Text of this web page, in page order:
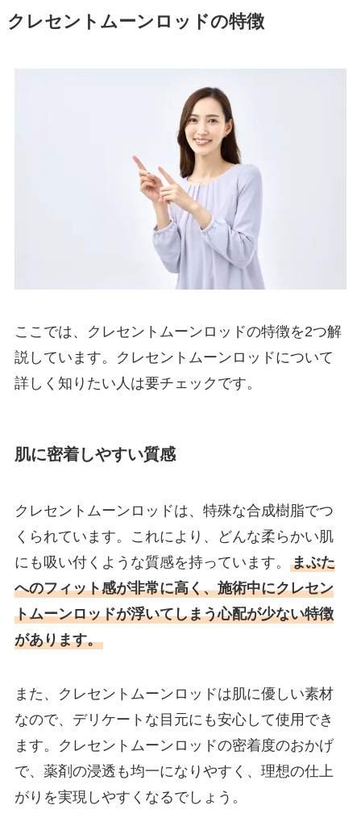
クレセントムーンロッドの特徴
ここでは、クレセントムーンロッドの特徴を2つ解
説しています。クレセントムーンロッドについて
詳しく知りたい人は要チェックです。
肌に密着しやすい質感
クレセントムーンロッドは、特殊な合成樹脂でつ
くられています。これにより、どんな柔らかい肌
にも吸い付くような質感を持っています。 まぶた
へのフィット感が非常に高く、施術中にクレセン
トムーンロッドが浮いてしまう心配が少ない特徴
があります。
また、クレセントムーンロッドは肌に優しい素材
なので、デリケートな目元にも安心して使用でき
ます。クレセントムーンロッドの密着度のおかげ
で、薬剤の浸透も均一になりやすく、理想の仕上
がりを実現しやすくなるでしょう。